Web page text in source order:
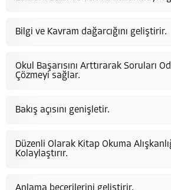
Bilgi ve Kavram dağarcığını geliştirir.
Okul Başarısını Arttırarak Soruları
Çözmeyi sağlar.
Bakış açısını genişletir.
Düzenli Olarak Kitap Okuma
Kolaylaştırır.
Anlama becerilerini geliştirir.